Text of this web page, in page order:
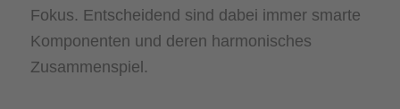
Fokus. Entscheidend sind dabei immer smarte
Komponenten und deren harmonisches
Zusammenspiel.